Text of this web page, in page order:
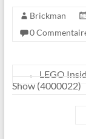
Brickman
0
←
LEGO
Show (4000022)